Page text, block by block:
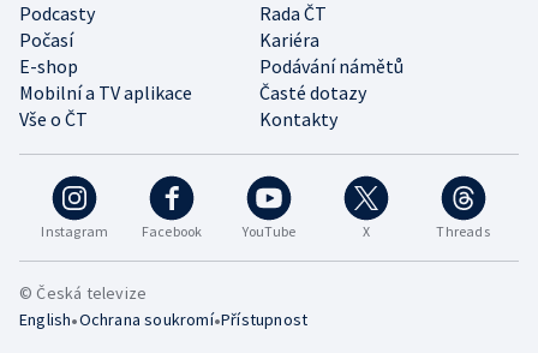
Instagram Facebook YouTube X Threads
Podcasty
Rada ČT
Počasí
Kariéra
E-shop
Podávání námětů
Mobilní a TV aplikace
Časté dotazy
Vše o ČT
Kontakty
© Česká televize
English•Ochrana soukromí•Přístupnost